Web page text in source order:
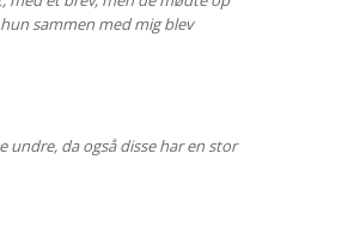
sammen med mig blev
da også disse har en stor